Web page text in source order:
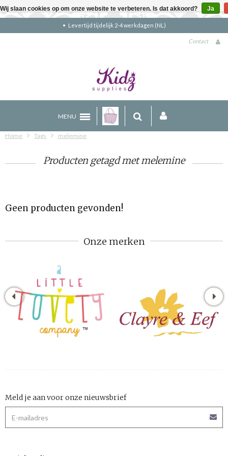
Levertijd tijdelijk 2-4 werkdagen (NL)
Contact
MENU
Home Tags melemine
Producten getagd met melemine
Geen producten gevonden!
Onze merken
Meld je aan voor onze nieuwsbrief
Wij slaan cookies op om onze website te verbeteren. Is dat akkoord? Ja